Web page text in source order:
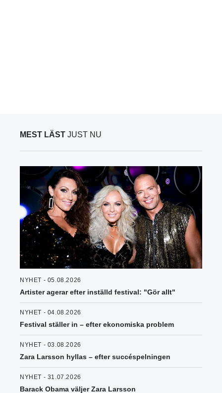
MEST LÄST JUST NU
NYHET - 05.08.2026
Artister agerar efter inställd festival: "Gör allt"
NYHET - 04.08.2026
Festival ställer in – efter ekonomiska problem
NYHET - 03.08.2026
Zara Larsson hyllas – efter succéspelningen
NYHET - 31.07.2026
Barack Obama väljer Zara Larsson